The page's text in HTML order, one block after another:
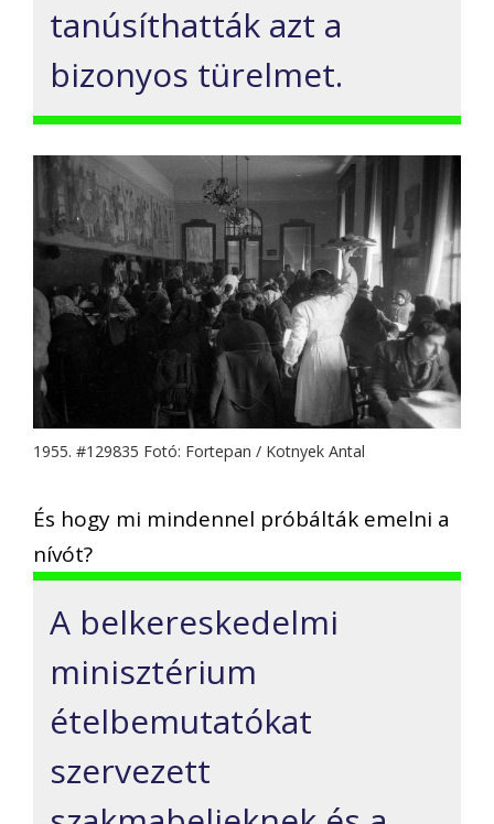
tanúsíthatták azt a
bizonyos türelmet.
1955. #129835 Fotó: Fortepan / Kotnyek Antal
És hogy mi mindennel próbálták emelni a
nívót?
A belkereskedelmi
minisztérium
ételbemutatókat
szervezett